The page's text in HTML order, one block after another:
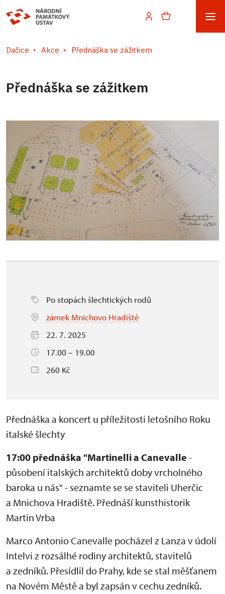
Dačice Akce Přednáška se zážitkem
Přednáška se zážitkem
Po stopách šlechtických rodů
zámek Mnichovo Hradiště
22. 7. 2025
17.00 – 19.00
260 Kč
Přednáška a koncert u příležitosti letošního Roku
italské šlechty
17:00 přednáška "Martinelli a Canevalle -
působení italských architektů doby vrcholného
baroka u nás" - seznamte se se staviteli Uherčic
a Mnichova Hradiště. Přednáší kunsthistorik
Martin Vrba
Marco Antonio Canevalle pocházel z Lanza v údolí
Intelvi z rozsálhé rodiny architektů, stavitelů
a zedníků. Přesídlil do Prahy, kde se stal měšťanem
na Novém Městě a byl zapsán v cechu zedníků.